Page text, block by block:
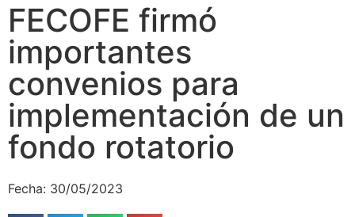
FECOFE firmó
importantes
convenios para
implementación de un
fondo rotatorio
Fecha: 30/05/2023